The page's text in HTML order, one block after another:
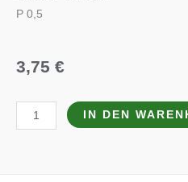
P 0,5
3,75 €
Thymus
herba-
IN DEN